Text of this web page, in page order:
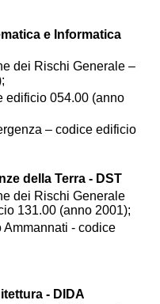
e Informatica
Rischi Generale –
054.00 (anno
– codice edificio
della Terra - DST
Rischi Generale
131.00 (anno 2001);
- codice
- DIDA